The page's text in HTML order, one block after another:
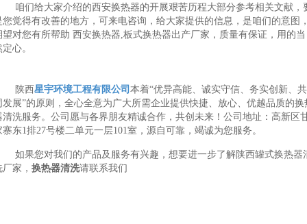
咱们给大家介绍的西安换热器的开展艰苦历程大部分参考相关文献，
您觉得有改善的地方，可来电咨询，给大家提供的信息，是咱们的意图
望对您有所帮助 西安换热器,板式换热器出产厂家，质量有保证，用的当
心。
陕西星宇环境工程有限公司 本着“优异高能、诚实守信、务实创新、共
发展”的原则，全心全意为广大所需企业提供快捷、放心、优越品质的换
清洗服务。公司愿与各界朋友精诚合作，共创未来！公司地址：高新区
寨东1排27号楼二单元一层101室，源自可靠，竭诚为您服务。
如果您对我们的产品及服务有兴趣，想要进一步了解陕西罐式换热器
家， 换热器清洗请联系我们